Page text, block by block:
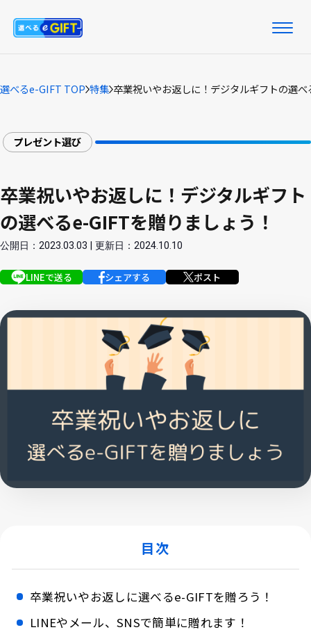
選べるe-GIFT TOP 特集 卒業祝いやお返しに！デジタルギフトの選
プレゼント選び
卒業祝いやお返しに！デジタルギフト
の選べるe-GIFTを贈りましょう！
公開日：2023.03.03 | 更新日：2024.10.10
LINEで送る シェアする ポスト
目次
卒業祝いやお返しに選べるe-GIFTを贈ろう！
LINEやメール、SNSで簡単に贈れます！